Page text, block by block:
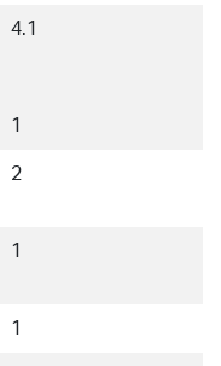
4.1
1
2
1
1